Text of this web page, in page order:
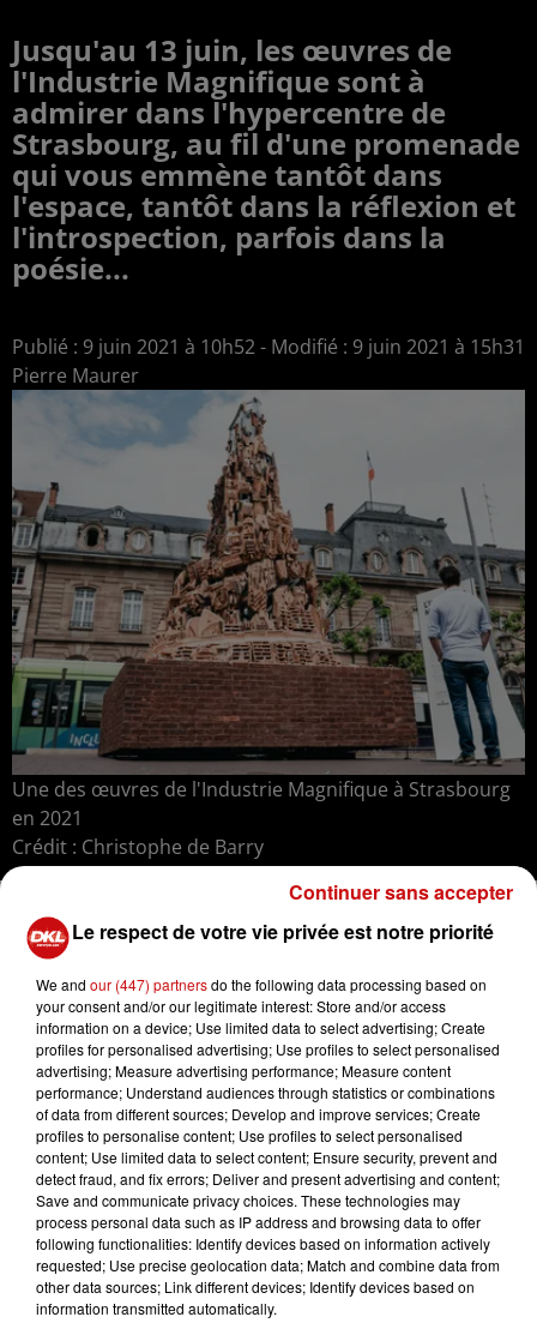
Jusqu'au 13 juin, les œuvres de
l'Industrie Magnifique sont à
admirer dans l'hypercentre de
Strasbourg, au fil d'une promenade
qui vous emmène tantôt dans
l'espace, tantôt dans la réflexion et
l'introspection, parfois dans la
poésie...
Publié : 9 juin 2021 à 10h52 - Modifié : 9 juin 2021 à 15h31
Pierre Maurer
Une des œuvres de l'Industrie Magnifique à Strasbourg
en 2021
Crédit : Christophe de Barry
C'est la deuxième édition de cette exposition
protéiformequi associe artistes, entreprises mécènes
autour d’un objectif commun : promouvoir et
développer la création, l’art et le patrimoine industriel
dans les territoires.
Voici en images quelques pépites de cette édition 2021 !
Le respect de votre vie privée est notre priorité
We and our (447) partnersdo the following data processing based on
your consent and/or our legitimate interest: Store and/or access
information on a device; Use limited data to select advertising; Create
profiles for personalised advertising; Use profiles to select personalised
advertising; Measure advertising performance; Measure content
performance; Understand audiences through statistics or combinations
of data from different sources; Develop and improve services; Create
profiles to personalise content; Use profiles to select personalised
content; Use limited data to select content; Ensure security, prevent and
detect fraud, and fix errors; Deliver and present advertising and content;
Save and communicate privacy choices. These technologies may
process personal data such as IP address and browsing data to offer
following functionalities: Identify devices based on information actively
requested; Use precise geolocation data; Match and combine data from
other data sources; Link different devices; Identify devices based on
information transmitted automatically.
Continuer sans accepter